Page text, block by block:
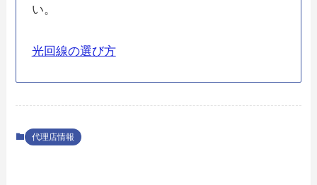
い。
光回線の選び方
代理店情報